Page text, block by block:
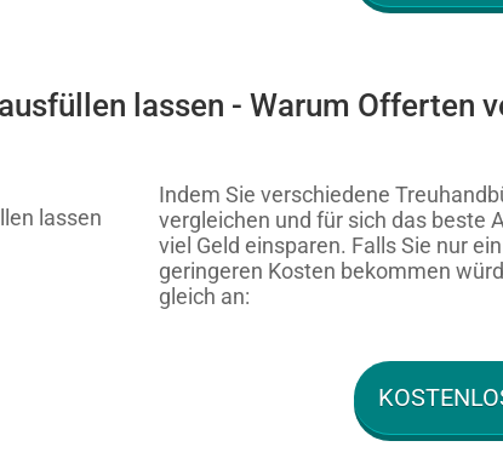
lassen - Warum Offerten
Indem Sie verschiedene
vergleichen und für sich das beste
viel Geld einsparen. Falls Sie nur
geringeren Kosten bekommen
gleich an: